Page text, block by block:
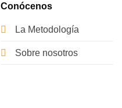
Conócenos
La Metodología
Sobre nosotros